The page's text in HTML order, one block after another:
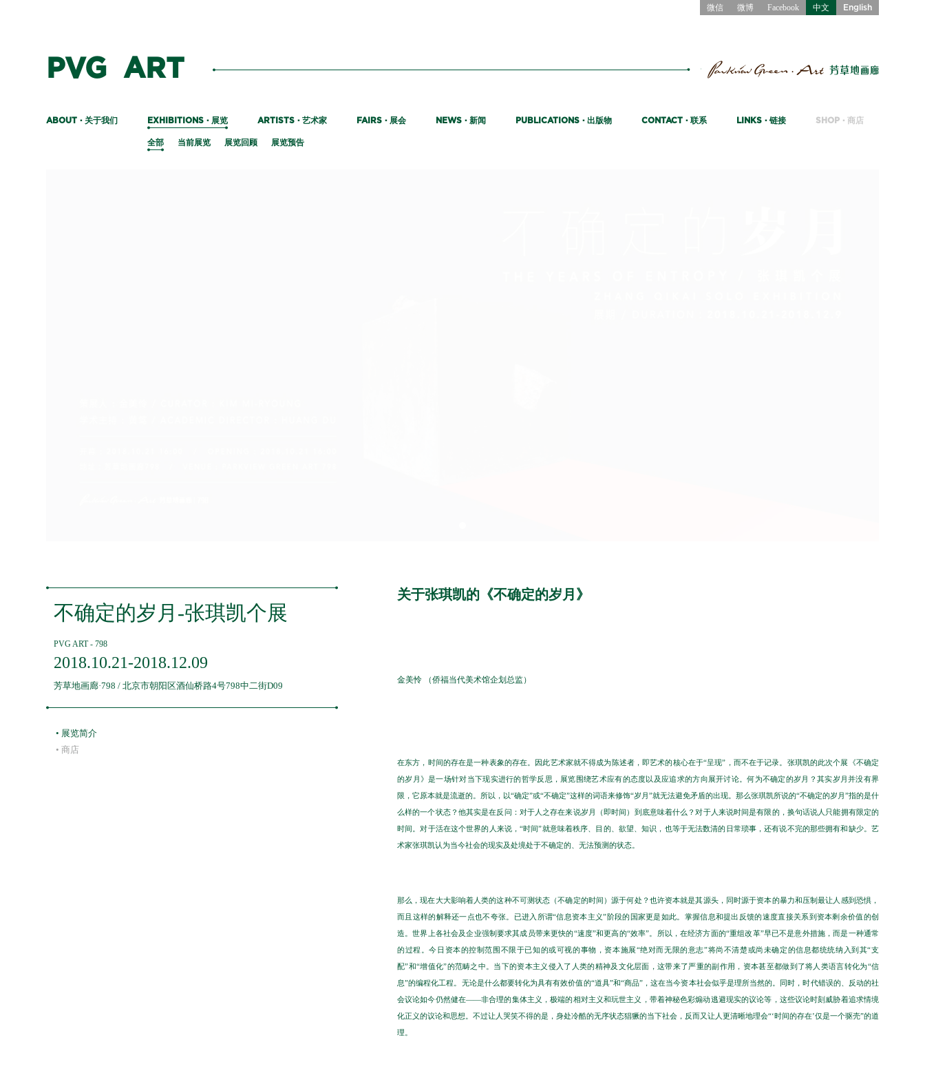
PVG ART
微信 微博 Facebook 中文 English
ABOUT · 关于我们 EXHIBITIONS · 展览
全部 当前展览 展览回顾 展览预告
ARTISTS · 艺术家 FAIRS · 展会 NEWS · 新闻 PUBLICATIONS · 出版物 CONTACT · 联系 LINKS · 链接 SHOP · 商店
不确定的岁月-张琪凯个展
PVG ART - 798
2018.10.21-2018.12.09
芳草地画廊·798 / 北京市朝阳区酒仙桥路4号798中二街D09
• 展览简介
• 商店
关于张琪凯的 《不确定的岁 月》
金美怜 （侨福当代美术馆企划总监）
在东方，时间的存在是一种表象的存在。因此艺术家就不得成为陈述者，即艺术的核心在于“呈现”，而不在于记录。张琪凯的此次个展《不确定
的岁月》是一场针对当下现实进行的哲学反思，展览围绕艺术应有的态度以及应追求的方向展开讨论。何为不确定的岁月？其实岁月并没有界
限，它原本就是流逝的。所以，以“确定”或“不确定”这样的词语来修饰“岁月”就无法避免矛盾的出现。那么张琪凯所说的“不确定的岁月”指的是什
么样的一个状态？他其实是在反问：对于人之存在来说岁月（即时间）到底意味着什么？对于人来说时间是有限的，换句话说人只能拥有限定的
时间。对于活在这个世界的人来说，“时间”就意味着秩序、目的、欲望、知识，也等于无法数清的日常琐事，还有说不完的那些拥有和缺少。艺
术家张琪凯认为当今社会的现实及处境处于不确定的、无法预测的状态。
那么，现在大大影响着人类的这种不可测状态（不确定的时间）源于何处？也许资本就是其源头，同时源于资本的暴力和压制最让人感到恐惧，
而且这样的解释还一点也不夸张。已进入所谓“信息资本主义”阶段的国家更是如此。掌握信息和提出反馈的速度直接关系到资本剩余价值的创
造。世界上各社会及企业强制要求其成员带来更快的“速度”和更高的“效率”。所以，在经济方面的“重组改革”早已不是意外措施，而是一种通常
的过程。今日资本的控制范围不限于已知的或可视的事物，资本施展“绝对而无限的意志”将尚不清楚或尚未确定的信息都统统纳入到其“支
配”和“增值化”的范畴之中。当下的资本主义侵入了人类的精神及文化层面，这带来了严重的副作用，资本甚至都做到了将人类语言转化为“信
息”的编程化工程。无论是什么都要转化为具有有效价值的“道具”和“商品”，这在当今资本社会似乎是理所当然的。同时，时代错误的、反动的社
会议论如今仍然健在——非合理的集体主义，极端的相对主义和玩世主义，带着神秘色彩煽动逃避现实的议论等，这些议论时刻威胁着追求情境
化正义的议论和思想。不过让人哭笑不得的是，身处冷酷的无序状态猖獗的当下社会，反而又让人更清晰地理会“‘时间的存在’仅是一个驱壳”的道
理。